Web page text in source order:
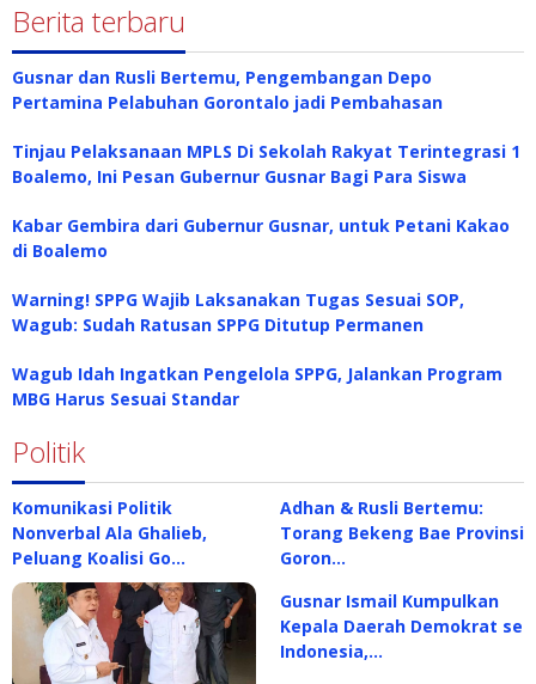
Berita terbaru
Gusnar dan Rusli Bertemu, Pengembangan Depo
Pertamina Pelabuhan Gorontalo jadi Pembahasan
Tinjau Pelaksanaan MPLS Di Sekolah Rakyat Terintegrasi 1
Boalemo, Ini Pesan Gubernur Gusnar Bagi Para Siswa
Kabar Gembira dari Gubernur Gusnar, untuk Petani Kakao
di Boalemo
Warning! SPPG Wajib Laksanakan Tugas Sesuai SOP,
Wagub: Sudah Ratusan SPPG Ditutup Permanen
Wagub Idah Ingatkan Pengelola SPPG, Jalankan Program
MBG Harus Sesuai Standar
Politik
Komunikasi Politik
Nonverbal Ala Ghalieb,
Peluang Koalisi Go…
Adhan & Rusli Bertemu:
Torang Bekeng Bae Provinsi
Goron…
Gusnar Ismail Kumpulkan
Kepala Daerah Demokrat se
Indonesia,…